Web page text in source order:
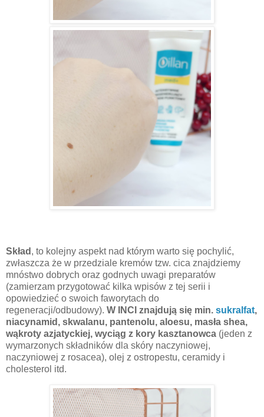
Skład , to kolejny aspekt nad którym warto się pochylić,
zwłaszcza że w przedziale kremów tzw. cica znajdziemy
mnóstwo dobrych oraz godnych uwagi preparatów
(zamierzam przygotować kilka wpisów z tej serii i
opowiedzieć o swoich faworytach do
regeneracji/odbudowy). W INCI znajdują się min. sukralfat,
niacynamid, skwalanu, pantenolu, aloesu, masła shea,
wąkroty azjatyckiej, wyciąg z kory kasztanowca (jeden z
wymarzonych składników dla skóry naczyniowej,
naczyniowej z rosacea), olej z ostropestu, ceramidy i
cholesterol itd.